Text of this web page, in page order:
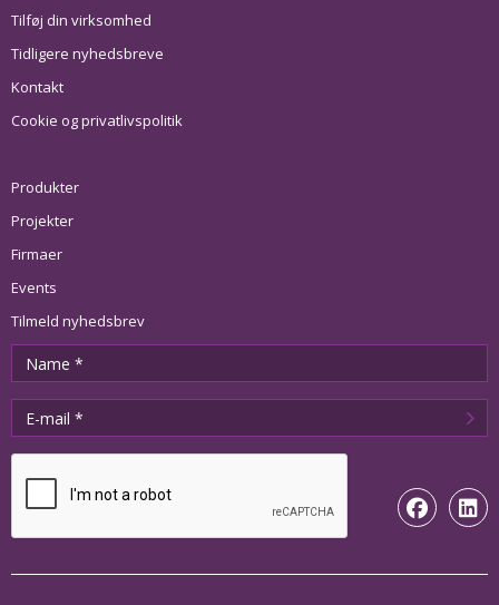
Tilføj din virksomhed
Tidligere nyhedsbreve
Kontakt
Cookie og privatlivspolitik
Produkter
Projekter
Firmaer
Events
Tilmeld nyhedsbrev